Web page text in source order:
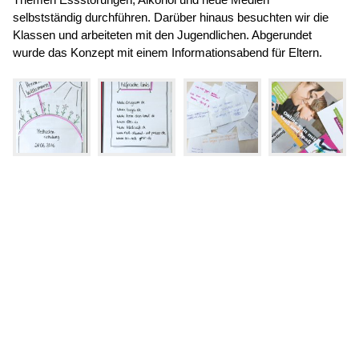
selbstständig durchführen. Darüber hinaus besuchten wir die
Klassen und arbeiteten mit den Jugendlichen. Abgerundet
wurde das Konzept mit einem Informationsabend für Eltern.